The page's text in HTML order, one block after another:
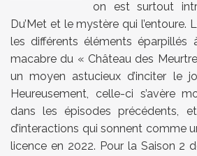
on est surtout
Du’Met et le mystère qui l’entoure.
les différents éléments éparpillés
macabre du « Château des
un moyen astucieux d’inciter le
Heureusement, celle-ci s’avère
dans les épisodes précédents,
d’interactions qui sonnent comme
licence en 2022. Pour la Saison 2